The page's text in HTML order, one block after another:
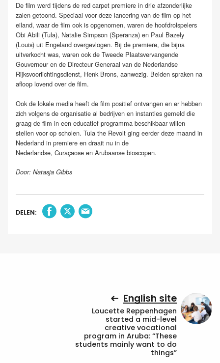
De film werd tijdens de red carpet premiere in drie afzonderlijke
zalen getoond. Speciaal voor deze lancering van de film op het
eiland, waar de film ook is opgenomen, waren de hoofdrolspelers
Obi Abili (Tula), Natalie Simpson (Speranza) en Paul Bazely
(Louis) uit Engeland overgevlogen. Bij de premiere, die bijna
uitverkocht was, waren ook de Tweede Plaatsvervangende
Gouverneur en de Directeur Generaal van de Nederlandse
Rijksvoorlichtingsdienst, Henk Brons, aanwezig. Beiden spraken na
afloop lovend over de film.
Ook de lokale media heeft de film positief ontvangen en er hebben
zich volgens de organisatie al bedrijven en instanties gemeld die
graag de film in een educatief programma beschikbaar willen
stellen voor op scholen. Tula the Revolt ging eerder deze maand in
Nederland in premiere en draait nu in de
Nederlandse, Curaçaose en Arubaanse bioscopen.
Door: Natasja Gibbs
DELEN:
English site
Loucette Reppenhagen
started a mid-level
creative vocational
program in Aruba: “These
students mainly want to do
things”